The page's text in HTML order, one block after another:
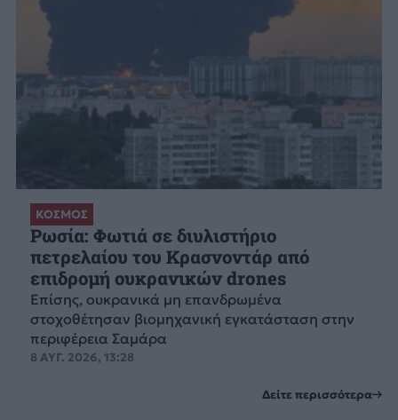
ΚΟΣΜΟΣ
Ρωσία: Φωτιά σε διυλιστήριο
πετρελαίου του Κρασνοντάρ από
επιδρομή ουκρανικών drones
Επίσης, ουκρανικά μη επανδρωμένα
στοχοθέτησαν βιομηχανική εγκατάσταση στην
περιφέρεια Σαμάρα
8 ΑΥΓ. 2026, 13:28
Δείτε περισσότερα